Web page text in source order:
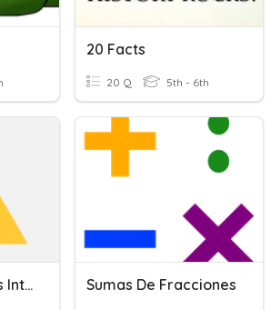
20 Facts
20 Q 5th - 6th
Suma De Ángulos Interiores De Un Triángulo Sumas De Fracciones